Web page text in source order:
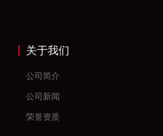
关于我们
公司简介
公司新闻
荣誉资质